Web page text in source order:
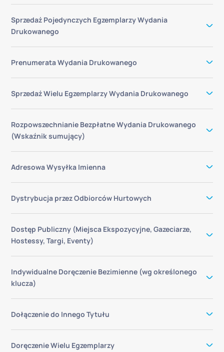
Sprzedaż Pojedynczych Egzemplarzy Wydania
Drukowanego
Prenumerata Wydania Drukowanego
Sprzedaż Wielu Egzemplarzy Wydania Drukowanego
Rozpowszechnianie Bezpłatne Wydania Drukowanego
(Wskaźnik sumujący)
Adresowa Wysyłka Imienna
Dystrybucja przez Odbiorców Hurtowych
Dostęp Publiczny (Miejsca Ekspozycyjne, Gazeciarze,
Hostessy, Targi, Eventy)
Indywidualne Doręczenie Bezimienne (wg określonego
klucza)
Dołączenie do Innego Tytułu
Doręczenie Wielu Egzemplarzy